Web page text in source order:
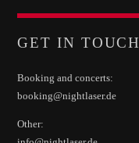
GET IN TOUCH
Booking and concerts:
booking@nightlaser.de
Other: